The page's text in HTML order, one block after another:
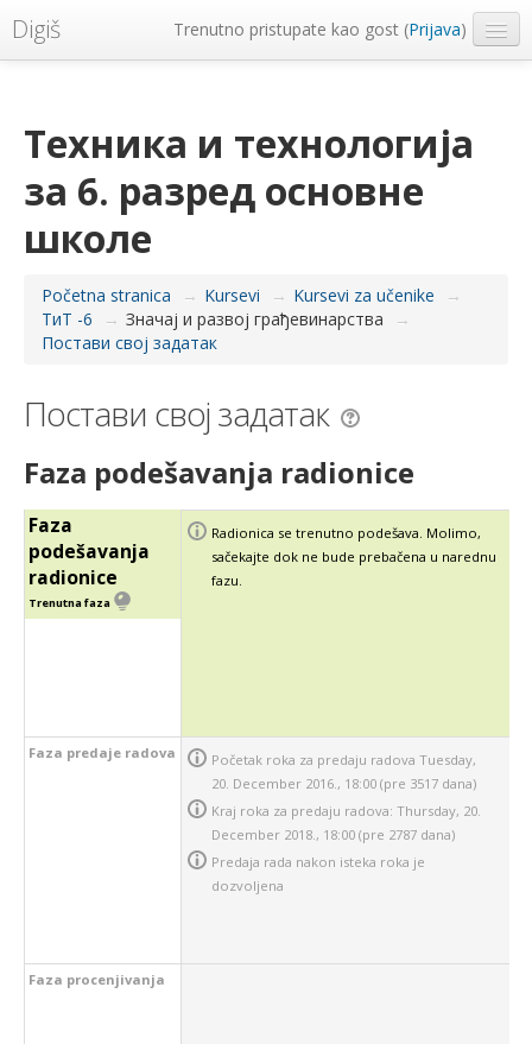
Digiš Trenutno pristupate kao gost (Prijava)
Техника и технологија
за 6. разред основне
школе
Početna stranica → Kursevi → Kursevi za učenike
→
ТиТ -6
→ Значај и развој грађевинарства
→
Постави свој задатак
Постави свој задатак
Faza podešavanja radionice
Faza
podešavanja
radionice
Trenutna faza
Radionica se trenutno podešava. Molimo,
sačekajte dok ne bude prebačena u narednu
fazu.
Faza predaje radova
Početak roka za predaju radova Tuesday,
20. December 2016., 18:00 (pre 3517 dana)
Kraj roka za predaju radova: Thursday, 20.
December 2018., 18:00 (pre 2787 dana)
Predaja rada nakon isteka roka je
dozvoljena
Faza procenjivanja